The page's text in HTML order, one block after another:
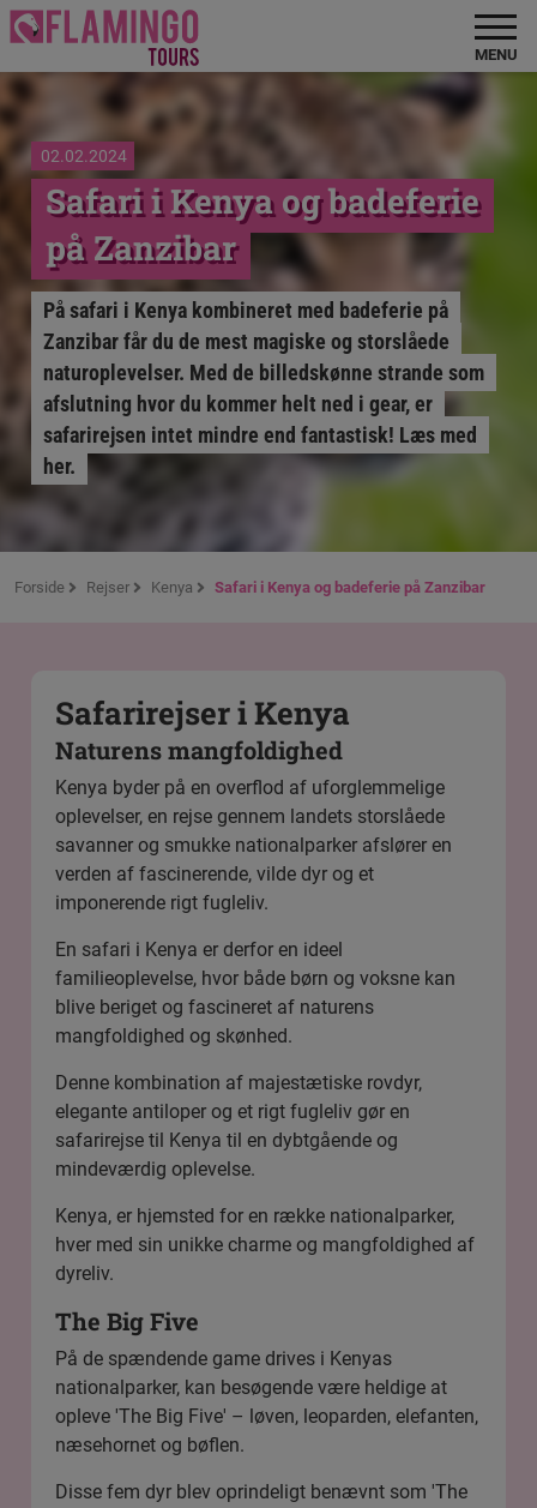
MENU
02.02.2024
Safari i Kenya og badeferie
på Zanzibar
På safari i Kenya kombineret med badeferie på
Zanzibar får du de mest magiske og storslåede
naturoplevelser. Med de billedskønne strande som
afslutning hvor du kommer helt ned i gear, er
safarirejsen intet mindre end fantastisk! Læs med
her.
Forside Rejser Kenya Safari i Kenya og badeferie på Zanzibar
Safarirejser i Kenya
Naturens mangfoldighed
Kenya byder på en overflod af uforglemmelige
oplevelser, en rejse gennem landets storslåede
savanner og smukke nationalparker afslører en
verden af fascinerende, vilde dyr og et
imponerende rigt fugleliv.
En safari i Kenya er derfor en ideel
familieoplevelse, hvor både børn og voksne kan
blive beriget og fascineret af naturens
mangfoldighed og skønhed.
Denne kombination af majestætiske rovdyr,
elegante antiloper og et rigt fugleliv gør en
safarirejse til Kenya til en dybtgående og
mindeværdig oplevelse.
Kenya, er hjemsted for en række nationalparker,
hver med sin unikke charme og mangfoldighed af
dyreliv.
The Big Five
På de spændende game drives i Kenyas
nationalparker, kan besøgende være heldige at
opleve 'The Big Five' – løven, leoparden, elefanten,
næsehornet og bøflen.
Disse fem dyr blev oprindeligt benævnt som 'The